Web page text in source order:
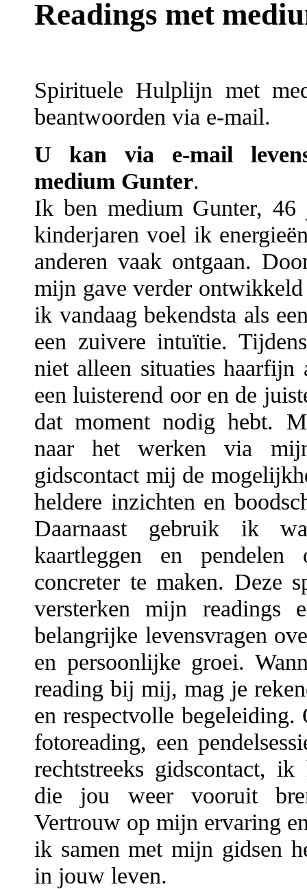
Readings met
Spirituele Hulplijn met
beantwoorden via e-mail.
U kan via e-mail
medium Gunter.
Ik ben medium Gunter,
kinderjaren voel ik
anderen vaak ontgaan.
mijn gave verder
ik vandaag bekendsta als
een zuivere intuïtie.
niet alleen situaties
een luisterend oor en de
dat moment nodig hebt.
naar het werken via
gidscontact mij de
heldere inzichten en
Daarnaast gebruik ik
kaartleggen en pendelen
concreter te maken. Deze
versterken mijn readings
belangrijke levensvragen
en persoonlijke groei.
reading bij mij, mag je
en respectvolle
fotoreading, een
rechtstreeks gidscontact,
die jou weer vooruit
Vertrouw op mijn ervaring
ik samen met mijn gidsen
in jouw leven.